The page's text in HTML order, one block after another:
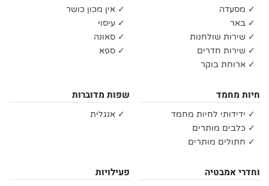
✓ מסעדה
✓ באר
✓ שירות שולחנות
✓ שירות חדרים
✓ ארוחת בוקר
✓ אין מכון כושר
✓ עיסוי
✓ סאונה
✓ ספא
חיות מחמד
✓ ידידותי לחיות מחמד
✓ כלבים מותרים
✓ חתולים מותרים
שפות מדוברות
✓ אנגלית
וחדרי אמבטיה פעילויות